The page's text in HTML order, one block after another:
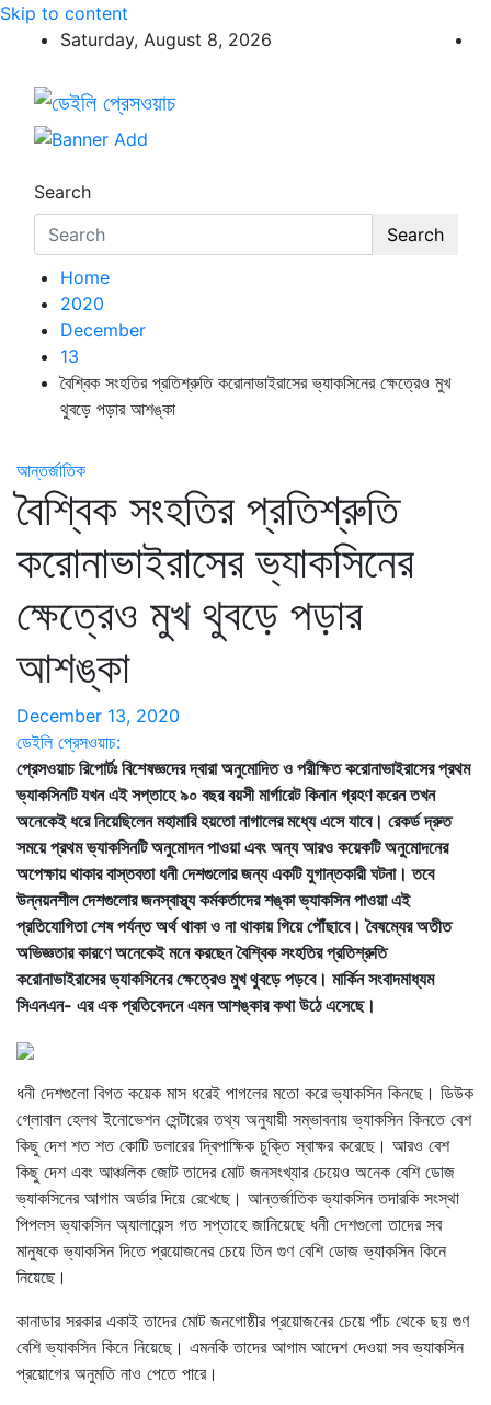
Skip to content
Saturday, August 8, 2026
ডেইলি প্রেসওয়াচ
ডেইলি প্রেসওয়াচ মুক্তিযুদ্ধের চেতনায় উদ্বুদ্ধ মুখপত্র
Search
Search
Home
2020
December
13
বৈশ্বিক সংহতির প্রতিশ্রুতি করোনাভাইরাসের ভ্যাকসিনের ক্ষেত্রেও মুখ
থুবড়ে পড়ার আশঙ্কা
আন্তর্জাতিক
বৈশ্বিক সংহতির প্রতিশ্রুতি
করোনাভাইরাসের ভ্যাকসিনের
ক্ষেত্রেও মুখ থুবড়ে পড়ার
আশঙ্কা
December 13, 2020
ডেইলি প্রেসওয়াচ:
প্রেসওয়াচ রিপোর্টঃ বিশেষজ্ঞদের দ্বারা অনুমোদিত ও পরীক্ষিত করোনাভাইরাসের প্রথম
ভ্যাকসিনটি যখন এই সপ্তাহে ৯০ বছর বয়সী মার্গারেট কিনান গ্রহণ করেন তখন
অনেকেই ধরে নিয়েছিলেন মহামারি হয়তো নাগালের মধ্যে এসে যাবে। রেকর্ড দ্রুত
সময়ে প্রথম ভ্যাকসিনটি অনুমোদন পাওয়া এবং অন্য আরও কয়েকটি অনুমোদনের
অপেক্ষায় থাকার বাস্তবতা ধনী দেশগুলোর জন্য একটি যুগান্তকারী ঘটনা। তবে
উন্নয়নশীল দেশগুলোর জনস্বাস্থ্য কর্মকর্তাদের শঙ্কা ভ্যাকসিন পাওয়া এই
প্রতিযোগিতা শেষ পর্যন্ত অর্থ থাকা ও না থাকায় গিয়ে পৌঁছাবে। বৈষম্যের অতীত
অভিজ্ঞতার কারণে অনেকেই মনে করছেন বৈশ্বিক সংহতির প্রতিশ্রুতি
করোনাভাইরাসের ভ্যাকসিনের ক্ষেত্রেও মুখ থুবড়ে পড়বে। মার্কিন সংবাদমাধ্যম
সিএনএন- এর এক প্রতিবেদনে এমন আশঙ্কার কথা উঠে এসেছে।
ধনী দেশগুলো বিগত কয়েক মাস ধরেই পাগলের মতো করে ভ্যাকসিন কিনছে। ডিউক
গ্লোবাল হেলথ ইনোভেশন সেন্টারের তথ্য অনুযায়ী সম্ভাবনায় ভ্যাকসিন কিনতে বেশ
কিছু দেশ শত শত কোটি ডলারের দ্বিপাক্ষিক চুক্তি স্বাক্ষর করেছে। আরও বেশ
কিছু দেশ এবং আঞ্চলিক জোট তাদের মোট জনসংখ্যার চেয়েও অনেক বেশি ডোজ
ভ্যাকসিনের আগাম অর্ডার দিয়ে রেখেছে। আন্তর্জাতিক ভ্যাকসিন তদারকি সংস্থা
পিপলস ভ্যাকসিন অ্যালায়েন্স গত সপ্তাহে জানিয়েছে ধনী দেশগুলো তাদের সব
মানুষকে ভ্যাকসিন দিতে প্রয়োজনের চেয়ে তিন গুণ বেশি ডোজ ভ্যাকসিন কিনে
নিয়েছে।
কানাডার সরকার একাই তাদের মোট জনগোষ্ঠীর প্রয়োজনের চেয়ে পাঁচ থেকে ছয় গুণ
বেশি ভ্যাকসিন কিনে নিয়েছে। এমনকি তাদের আগাম আদেশ দেওয়া সব ভ্যাকসিন
প্রয়োগের অনুমতি নাও পেতে পারে।